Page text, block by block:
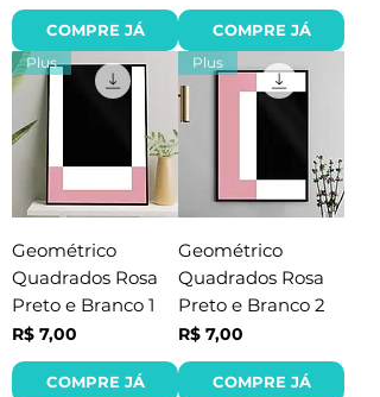
COMPRE JÁ COMPRE JÁ
Plus
Geométrico
Quadrados Rosa
Preto e Branco 1
Preço
R$ 7,00
COMPRE JÁ
Plus
Geométrico
Quadrados Rosa
Preto e Branco 2
Preço
R$ 7,00
COMPRE JÁ